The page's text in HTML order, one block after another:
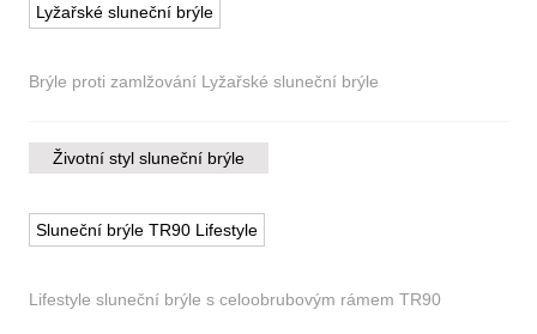
Lyžařské sluneční brýle
Brýle proti zamlžování Lyžařské sluneční brýle
Životní styl sluneční brýle
Sluneční brýle TR90 Lifestyle
Lifestyle sluneční brýle s celoobrubovým rámem TR90